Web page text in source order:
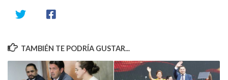
TAMBIÉN TE PODRÍA GUSTAR...